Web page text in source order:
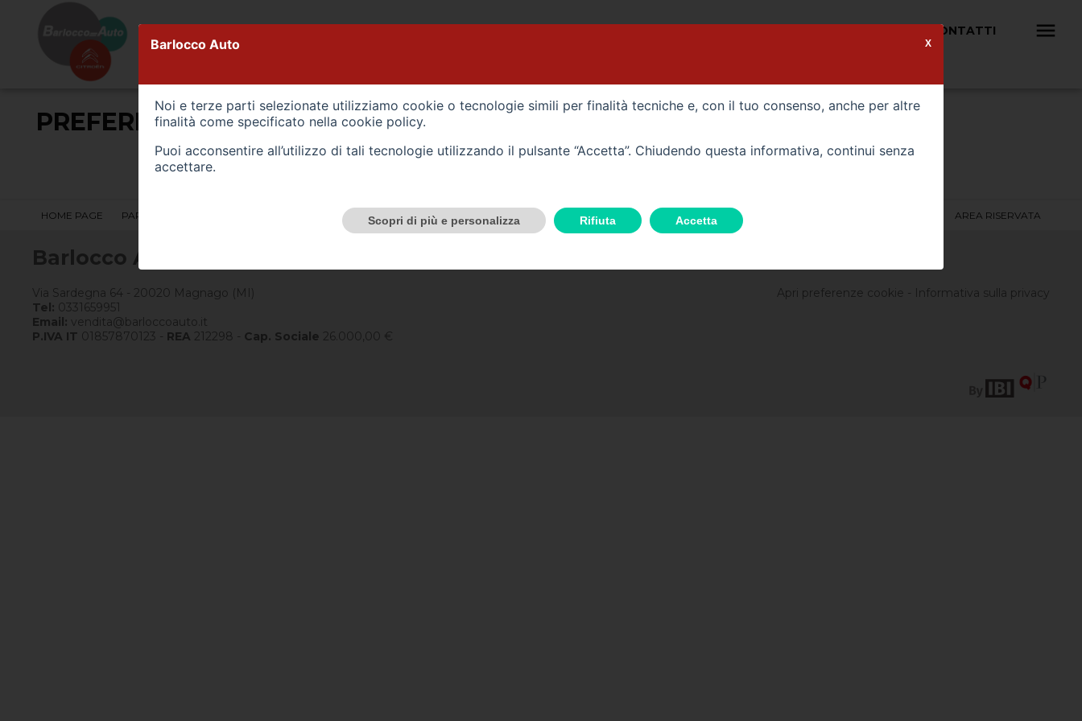
CONTATTI
PREFERITI (0)
HOME PAGE PARCO AUTO RICHIEDI AUTO NOLEGGIO VALUTAZIONE E ACQUISTO VEICOLO OFFICINA CONTATTI AREA RISERVATA
Barlocco Auto
Via Sardegna 64 - 20020 Magnago (MI)
Tel: 0331659951
Email: vendita@barloccoauto.it
P.IVA IT 01857870123 - REA 212298 - Cap. Sociale 26.000,00 €
Apri preferenze cookie - Informativa sulla privacy
Barlocco Auto
Noi e terze parti selezionate utilizziamo cookie o tecnologie simili per finalità tecniche e, con il tuo consenso, anche per altre
finalità come specificato nella cookie policy.
Puoi acconsentire all’utilizzo di tali tecnologie utilizzando il pulsante “Accetta”. Chiudendo questa informativa, continui senza
accettare.
Scopri di più e personalizza Rifiuta Accetta
X